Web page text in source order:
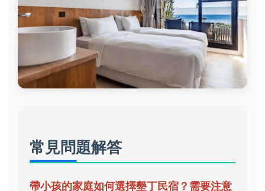
常見問題解答
帶小孩的家庭如何選擇墾丁民宿？需要注意